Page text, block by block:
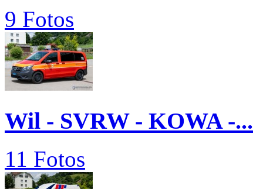
9 Fotos
Wil - SVRW - KOWA -...
11 Fotos